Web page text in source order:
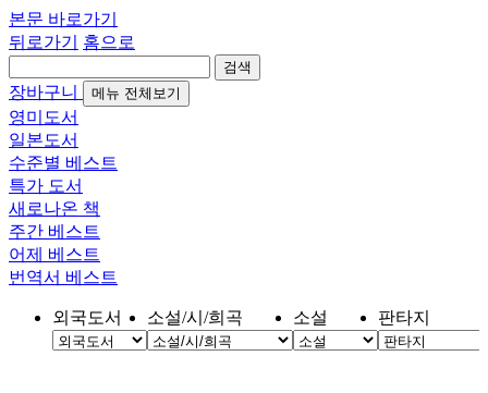
본문 바로가기
뒤로가기
홈으로
검색
장바구니 메뉴 전체보기
영미도서
일본도서
수준별 베스트
특가 도서
새로나온 책
주간 베스트
어제 베스트
번역서 베스트
외국도서 소설/시/희곡 소설 판타지